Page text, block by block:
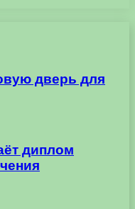
дверь для
диплом